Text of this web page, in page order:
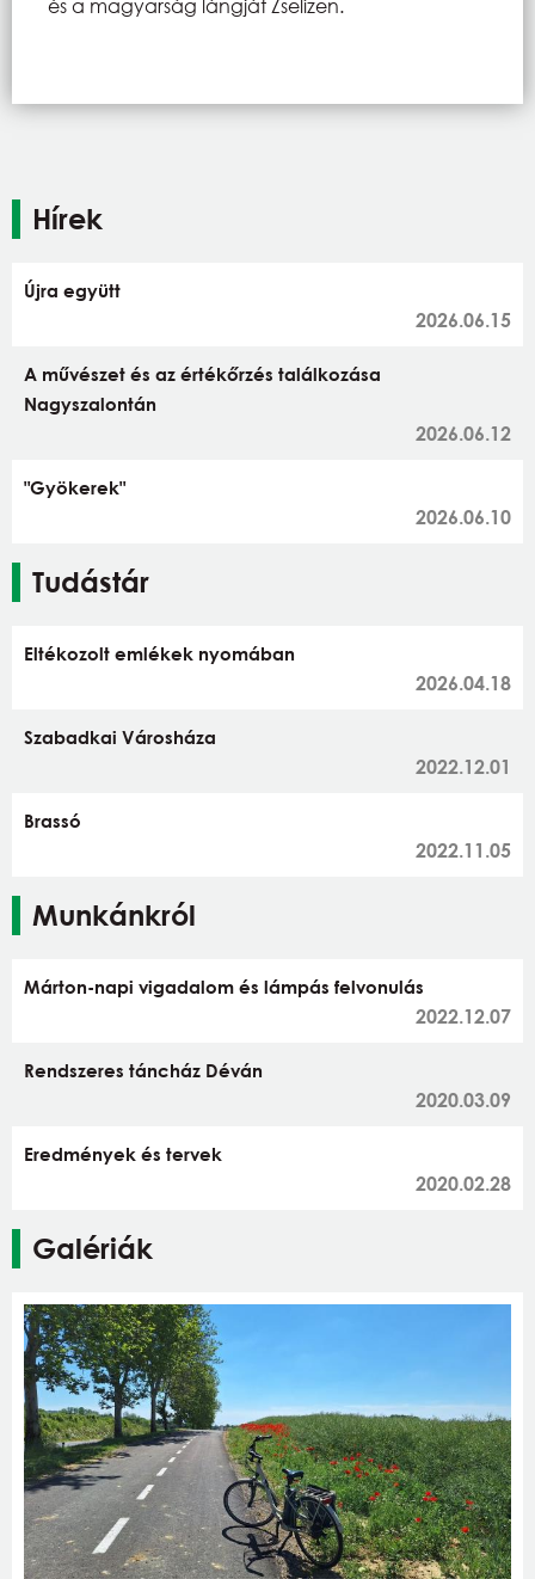
Hírek
Újra együtt
2026.06.15
A művészet és az értékőrzés találkozása
Nagyszalontán
2026.06.12
"Gyökerek"
2026.06.10
Tudástár
Eltékozolt emlékek nyomában
2026.04.18
Szabadkai Városháza
2022.12.01
Brassó
2022.11.05
Munkánkról
Márton-napi vigadalom és lámpás felvonulás
2022.12.07
Rendszeres táncház Déván
2020.03.09
Eredmények és tervek
2020.02.28
Galériák